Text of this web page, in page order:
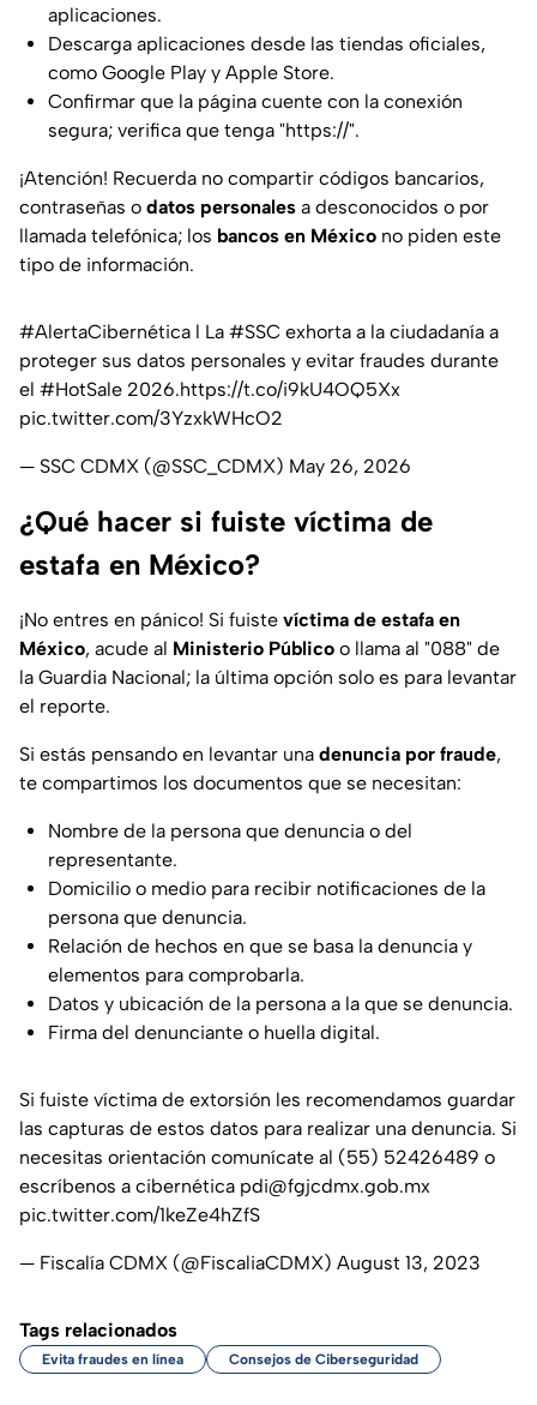
aplicaciones.
Descarga aplicaciones desde las tiendas oficiales,
como Google Play y Apple Store.
Confirmar que la página cuente con la conexión
segura; verifica que tenga "https://".
¡Atención! Recuerda no compartir códigos bancarios,
contraseñas o datos personales a desconocidos o por
llamada telefónica; los bancos en México no piden este
tipo de información.
#AlertaCibernética l La #SSC exhorta a la ciudadanía a
proteger sus datos personales y evitar fraudes durante
el #HotSale 2026.https://t.co/i9kU4OQ5Xx
pic.twitter.com/3YzxkWHcO2
— SSC CDMX (@SSC_CDMX) May 26, 2026
¿Qué hacer si fuiste víctima de
estafa en México?
¡No entres en pánico! Si fuiste víctima de estafa en
México, acude al Ministerio Público o llama al "088" de
la Guardia Nacional; la última opción solo es para levantar
el reporte.
Si estás pensando en levantar una denuncia por fraude,
te compartimos los documentos que se necesitan:
Nombre de la persona que denuncia o del
representante.
Domicilio o medio para recibir notificaciones de la
persona que denuncia.
Relación de hechos en que se basa la denuncia y
elementos para comprobarla.
Datos y ubicación de la persona a la que se denuncia.
Firma del denunciante o huella digital.
Si fuiste víctima de extorsión les recomendamos guardar
las capturas de estos datos para realizar una denuncia. Si
necesitas orientación comunícate al (55) 52426489 o
escríbenos a cibernética pdi@fgjcdmx.gob.mx
pic.twitter.com/1keZe4hZfS
— Fiscalía CDMX (@FiscaliaCDMX) August 13, 2023
Tags relacionados
Evita fraudes en línea Consejos de Ciberseguridad